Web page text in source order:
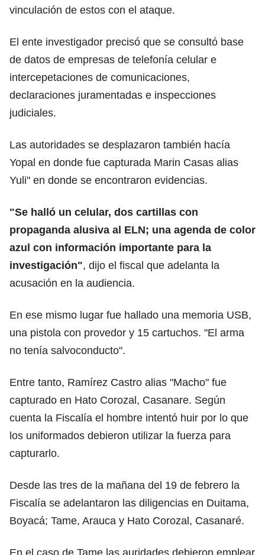
vinculación de estos con el ataque.
El ente investigador precisó que se consultó base
de datos de empresas de telefonía celular e
intercepetaciones de comunicaciones,
declaraciones juramentadas e inspecciones
judiciales.
Las autoridades se desplazaron también hacía
Yopal en donde fue capturada Marin Casas alias
Yuli" en donde se encontraron evidencias.
"Se halló un celular, dos cartillas con
propaganda alusiva al ELN; una agenda de color
azul con información importante para la
investigación", dijo el fiscal que adelanta la
acusación en la audiencia.
En ese mismo lugar fue hallado una memoria USB,
una pistola con provedor y 15 cartuchos. "El arma
no tenía salvoconducto".
Entre tanto, Ramírez Castro alias "Macho" fue
capturado en Hato Corozal, Casanare. Según
cuenta la Fiscalía el hombre intentó huir por lo que
los uniformados debieron utilizar la fuerza para
capturarlo.
Desde las tres de la mañana del 19 de febrero la
Fiscalía se adelantaron las diligencias en Duitama,
Boyacá; Tame, Arauca y Hato Corozal, Casanaré.
En el caso de Tame las auridades debieron emplear